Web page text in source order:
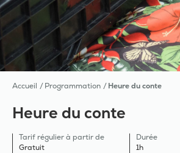
Accueil Programmation Heure du conte
Heure du conte
Tarif régulier à partir de
Gratuit
Durée
1h